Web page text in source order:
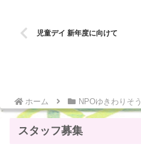
児童デイ 新年度に向けて
ホーム NPOゆきわりそう
スタッフ募集